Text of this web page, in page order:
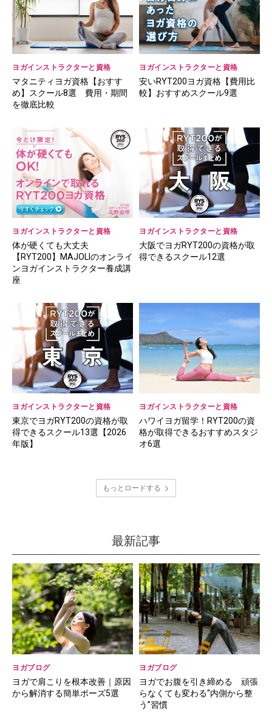
ヨガインストラクターと資格
マタニティヨガ資格【おすす
め】スクール8選 費用・期間
を徹底比較
ヨガインストラクターと資格
安いRYT200ヨガ資格【費用比
較】おすすめスクール9選
ヨガインストラクターと資格
体が硬くても大丈夫
【RYT200】MAJOLIのオンライ
ンヨガインストラクター養成講
座
ヨガインストラクターと資格
大阪でヨガRYT200の資格が取
得できるスクール12選
ヨガインストラクターと資格
東京でヨガRYT200の資格が取
得できるスクール13選【2026
年版】
ヨガインストラクターと資格
ハワイヨガ留学！RYT200の資
格が取得できるおすすめスタジ
オ6選
もっとロードする
最新記事
ヨガブログ
ヨガで肩こりを根本改善｜原因
から解消する簡単ポーズ5選
ヨガブログ
ヨガでお腹を引き締める 頑張
らなくても変わる“内側から整
う”習慣